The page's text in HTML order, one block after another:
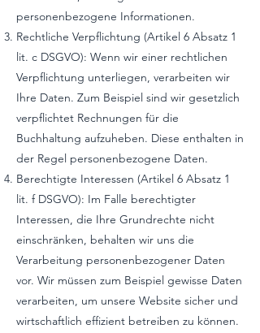
personenbezogene Informationen.
Rechtliche Verpflichtung (Artikel 6 Absatz 1
lit. c DSGVO): Wenn wir einer rechtlichen
Verpflichtung unterliegen, verarbeiten wir
Ihre Daten. Zum Beispiel sind wir gesetzlich
verpflichtet Rechnungen für die
Buchhaltung aufzuheben. Diese enthalten in
der Regel personenbezogene Daten.
Berechtigte Interessen (Artikel 6 Absatz 1
lit. f DSGVO): Im Falle berechtigter
Interessen, die Ihre Grundrechte nicht
einschränken, behalten wir uns die
Verarbeitung personenbezogener Daten
vor. Wir müssen zum Beispiel gewisse Daten
verarbeiten, um unsere Website sicher und
wirtschaftlich effizient betreiben zu können.